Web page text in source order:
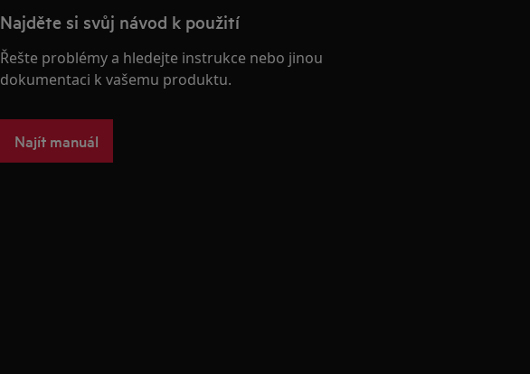
Najděte si svůj návod k použití
Řešte problémy a hledejte instrukce nebo jinou
dokumentaci k vašemu produktu.
Najít manuál